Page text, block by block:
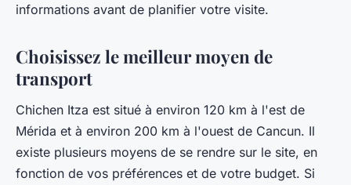
informations avant de planifier votre visite.
Choisissez le meilleur moyen de
transport
Chichen Itza est situé à environ 120 km à l'est de
Mérida et à environ 200 km à l'ouest de Cancun. Il
existe plusieurs moyens de se rendre sur le site, en
fonction de vos préférences et de votre budget. Si